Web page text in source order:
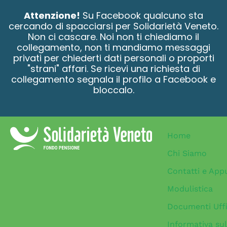
Attenzione! Su Facebook qualcuno sta
cercando di spacciarsi per Solidarietà Veneto.
Non ci cascare. Noi non ti chiediamo il
collegamento, non ti mandiamo messaggi
privati per chiederti dati personali o proporti
"strani" affari. Se ricevi una richiesta di
collegamento segnala il profilo a Facebook e
bloccalo.
Home
Chi Siamo
Contatti e
Modulistica
Documenti
Informativa